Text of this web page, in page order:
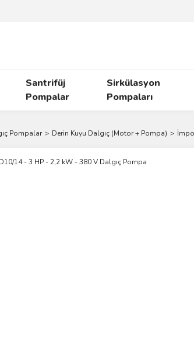
Santrifüj
Pompalar
Sirkülasyon
Pompaları
Pompalar Derin Kuyu Dalgıç (Motor + Pompa)